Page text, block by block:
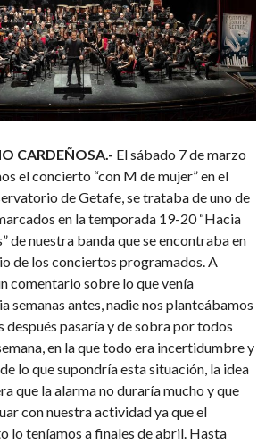
CARDEÑOSA.- El sábado 7 de marzo
el concierto “con M de mujer” en el
de Getafe, se trataba de uno de
en la temporada 19-20 “Hacia
de nuestra banda que se encontraba en
de los conciertos programados. A
comentario sobre lo que venía
semanas antes, nadie nos planteábamos
después pasaría y de sobra por todos
en la que todo era incertidumbre y
lo que supondría esta situación, la idea
que la alarma no duraría mucho y que
con nuestra actividad ya que el
lo teníamos a finales de abril. Hasta